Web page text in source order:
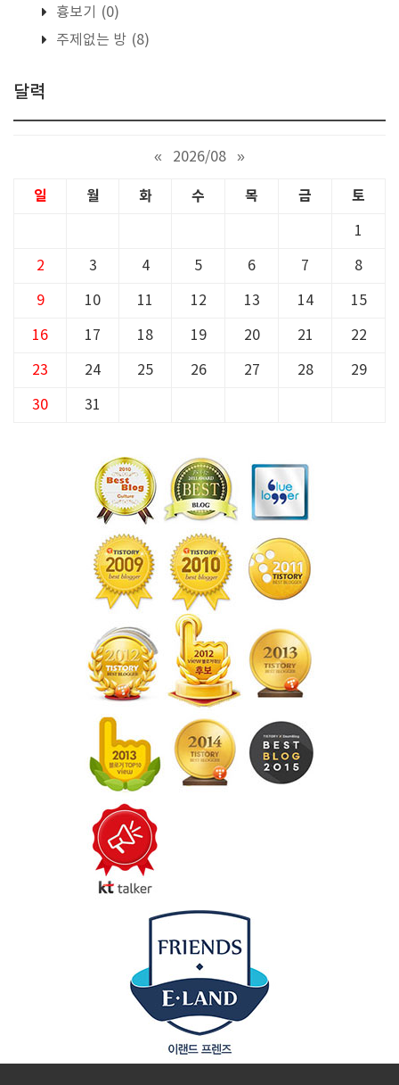
흉보기
(0)
주제없는 방 (8)
달력
« 2026/08 »
일 월 화 수 목 금 토
1
2 3 4 5 6 7 8
9 10 11 12 13 14 15
16 17 18 19 20 21 22
23 24 25 26 27 28 29
30 31